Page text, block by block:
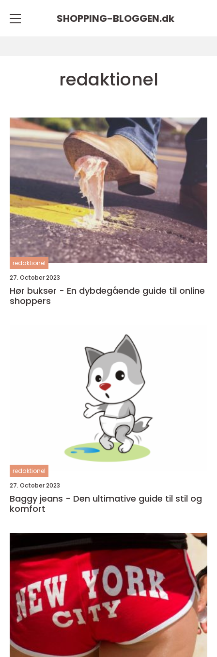
SHOPPING-BLOGGEN.dk
redaktionel
redaktionel
27. October 2023
Hør bukser - En dybdegående guide til online
shoppers
redaktionel
27. October 2023
Baggy jeans - Den ultimative guide til stil og
komfort